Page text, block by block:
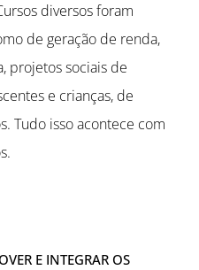
diversos foram
de geração de renda,
projetos sociais de
e crianças, de
Tudo isso acontece com
E INTEGRAR OS